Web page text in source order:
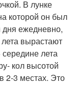
В лунке
которой он был
дня ежедневно,
вырастают
лета
кол высотой
2-3 местах. Это